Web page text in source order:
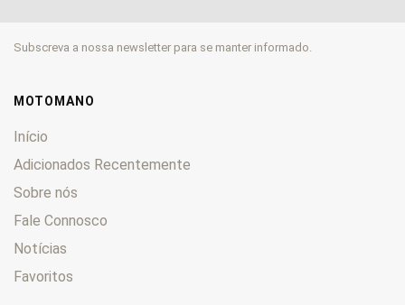
GS 0
GSR 0
GT 0
GV 0
GZ 0
Hayabusa
Inazuma 250
Subscreva a nossa newsletter para se manter informado.
MOTOMANO
Início
Adicionados Recentemente
Sobre nós
Fale Connosco
Notícias
Favoritos